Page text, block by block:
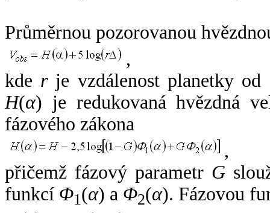
Průměrnou pozorovanou
,
kde rje vzdálenost planetky od
H(α) je redukovaná hvězdná
fázového zákona
,
přičemž fázový parametr G
funkcí Φ1(α) a Φ2(α). Fázovou